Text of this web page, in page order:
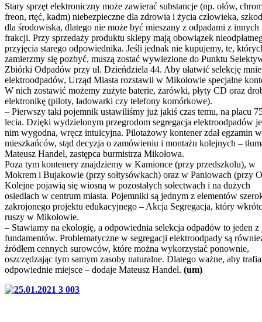
Stary sprzęt elektroniczny może zawierać substancje (np. ołów,
freon, rtęć, kadm) niebezpieczne dla zdrowia i życia człowieka,
dla środowiska, dlatego nie może być mieszany z odpadami z innych
frakcji. Przy sprzedaży produktu sklepy mają obowiązek
przyjęcia starego odpowiednika. Jeśli jednak nie kupujemy, te,
zamierzmy się pozbyć, muszą zostać wywiezione do Punktu
Zbiórki Odpadów przy ul. Dzieńdziela 44. Aby ułatwić selekcję
elektroodpadów, Urząd Miasta rozstawił w Mikołowie specjalne
W nich zostawić możemy zużyte baterie, żarówki, płyty CD oraz
elektronikę (piloty, ładowarki czy telefony komórkowe).
– Pierwszy taki pojemnik ustawiliśmy już jakiś czas temu, na placu
lecia. Dzięki wydzielonym przegrodom segregacja elektroodpadów
nim wygodna, wręcz intuicyjna. Pilotażowy kontener zdał egzamin
mieszkańców, stąd decyzja o zamówieniu i montażu kolejnych –
Mateusz Handel, zastępca burmistrza Mikołowa.
Poza tym kontenery znajdziemy w Kamionce (przy przedszkolu), w
Mokrem i Bujakowie (przy sołtysówkach) oraz w Paniowach (przy
Kolejne pojawią się wiosną w pozostałych sołectwach i na dużych
osiedlach w centrum miasta. Pojemniki są jednym z elementów
zakrojonego projektu edukacyjnego – Akcja Segregacja, który
ruszy w Mikołowie.
– Stawiamy na ekologię, a odpowiednia selekcja odpadów to jeden z
fundamentów. Problematyczne w segregacji elektroodpady są
źródłem cennych surowców, które można wykorzystać ponownie,
oszczędzając tym samym zasoby naturalne. Dlatego ważne, aby
odpowiednie miejsce – dodaje Mateusz Handel. (um)